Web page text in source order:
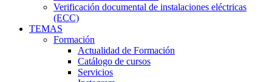
Verificación documental de instalaciones eléctricas
(ECC)
TEMAS
Formación
Actualidad de Formación
Catálogo de cursos
Servicios